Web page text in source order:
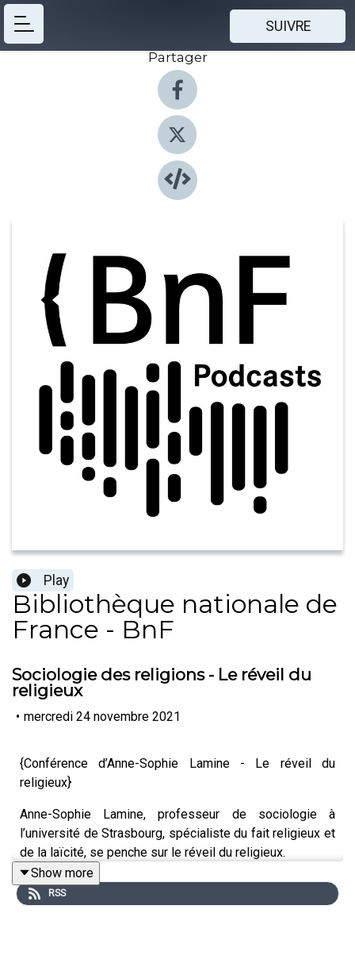
SUIVRE
Partager
Play
Bibliothèque nationale de
France - BnF
Sociologie des religions - Le réveil du
religieux
• mercredi 24 novembre 2021
{Conférence d’Anne-Sophie Lamine - Le réveil du
religieux}
Anne-Sophie Lamine, professeur de sociologie à
l’université de Strasbourg, spécialiste du fait religieux et
de la laïcité, se penche sur le réveil du religieux.
Conférence enregistrée le 10 mars 2020 à la BnF I
François-Mitterrand
Show more
RSS